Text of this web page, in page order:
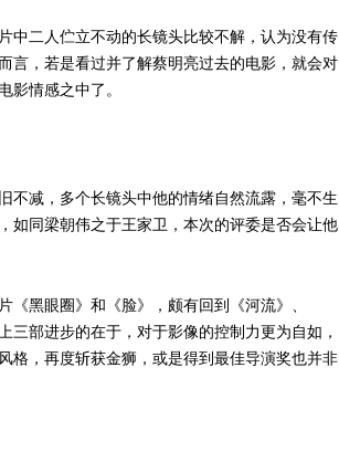
中二人伫立不动的长镜头比较不解，认为没有传
言，若是看过并了解蔡明亮过去的电影，就会对
影情感之中了。
不减，多个长镜头中他的情绪自然流露，毫不生
如同梁朝伟之于王家卫，本次的评委是否会让他
黑眼圈》和《脸》，颇有回到《河流》、
三部进步的在于，对于影像的控制力更为自如，
格，再度斩获金狮，或是得到最佳导演奖也并非